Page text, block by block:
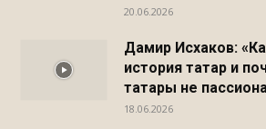
20.06.2026
Дамир Исхаков:
история татар и
татары не
18.06.2026